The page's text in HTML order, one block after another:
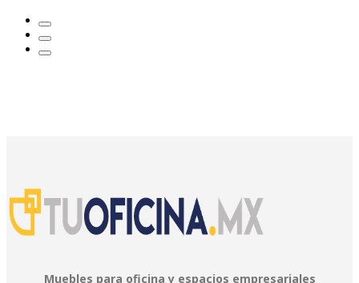
Muebles para oficina y espacios empresariales